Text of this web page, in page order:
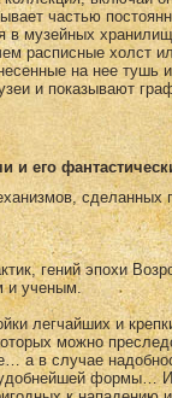
частью
в музейных
расписные холст
на нее тушь
и показывают
и его
сделанных
гений эпохи
и ученым.
легчайших и
можно
а в случае
формы…